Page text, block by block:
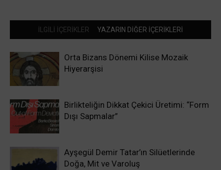
İLGİLİ İÇERİKLER YAZARIN DİĞER İÇERİKLERİ
Orta Bizans Dönemi Kilise Mozaik
Hiyerarşisi
Birlikteliğin Dikkat Çekici Üretimi: “Form
Dışı Sapmalar”
Ayşegül Demir Tatar’ın Silüetlerinde
Doğa, Mit ve Varoluş